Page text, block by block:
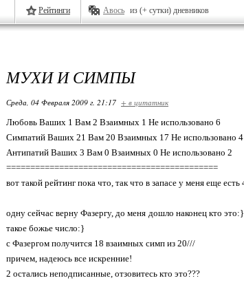
Рейтинги Авось из (+ сутки) дневников
МУХИ И СИМПЫ
Среда, 04 Февраля 2009 г. 21:17 + в цитатник
Любовь Ваших 1 Вам 2 Взаимных 1 Не использовано 6
Симпатий Ваших 21 Вам 20 Взаимных 17 Не использовано 4
Антипатий Ваших 3 Вам 0 Взаимных 0 Не использовано 2
============================================
вот такой рейтинг пока что, так что в запасе у меня еще
одну сейчас верну Фазергу, до меня дошло наконец кто
такое божье число:}
с Фазергом получится 18 взаимных симп из 20///
причем, надеюсь все искренние!
2 остались неподписанные, отзовитесь кто это???